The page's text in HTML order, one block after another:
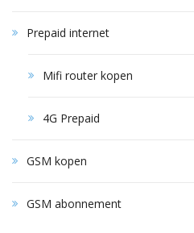
Prepaid internet
Mifi router kopen
4G Prepaid
GSM kopen
GSM abonnement